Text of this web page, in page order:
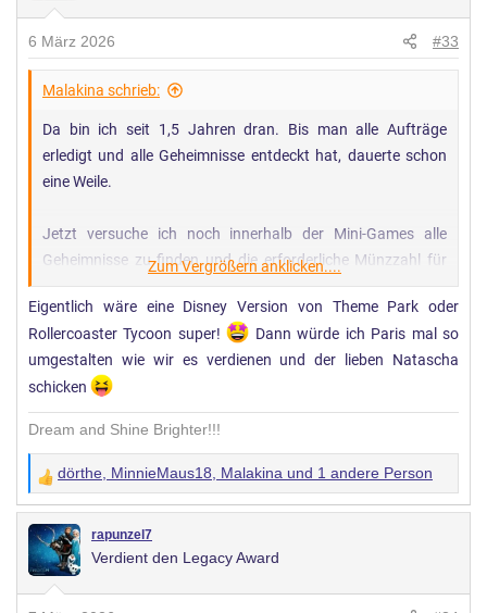
n
g
e
6 März 2026 #33
Malakina schrieb:
Da bin ich seit 1,5 Jahren dran. Bis man alle Aufträge
erledigt und alle Geheimnisse entdeckt hat, dauerte schon
eine Weile.
Jetzt versuche ich noch innerhalb der Mini-Games alle
Geheimnisse zu finden und die erforderliche Münzzahl für
die jeweilige Platinplakette zu erreichen.
Leider ist die Steuerung der XBOX hier und da nicht
besonders gut für die Mini-Games und es gibt einen Bug,
sodass man die letzte Laterne im Fantasyland nicht
abballern kann. Mein Monk mag das gar nicht.
Zum Vergrößern anklicken....
Eigentlich wäre eine Disney Version von Theme Park oder
Rollercoaster Tycoon super!
Dann würde ich Paris mal so
umgestalten wie wir es verdienen und der lieben Natascha
schicken
Dream and Shine Brighter!!!
W
e
r
t
n
dörthe, MinnieMaus18, Malakina und 1 andere Person
rapunzel7
Verdient den Legacy Award